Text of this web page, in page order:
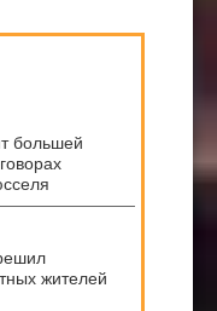
большей
жителей